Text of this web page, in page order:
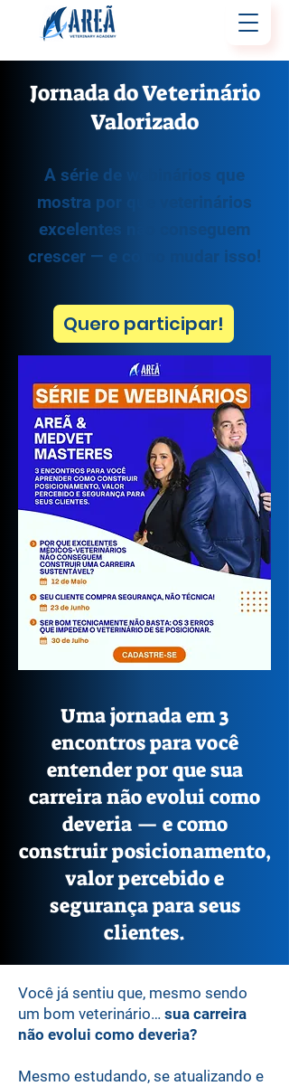
Jornada do Veterinário
Valorizado
A série de webinários que
mostra por que veterinários
excelentes não conseguem
crescer — e como mudar isso!
Quero participar!
Uma jornada em 3
encontros para você
entender por que sua
carreira não evolui como
deveria — e como
construir posicionamento,
valor percebido e
segurança para seus
clientes.
Você já sentiu que, mesmo sendo
um bom veterinário… sua carreira
não evolui como deveria?
Mesmo estudando, se atualizando e